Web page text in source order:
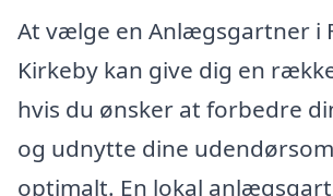
At vælge en Anlægsgartner i
Kirkeby kan give dig en
hvis du ønsker at forbedre
og udnytte dine
optimalt. En lokal